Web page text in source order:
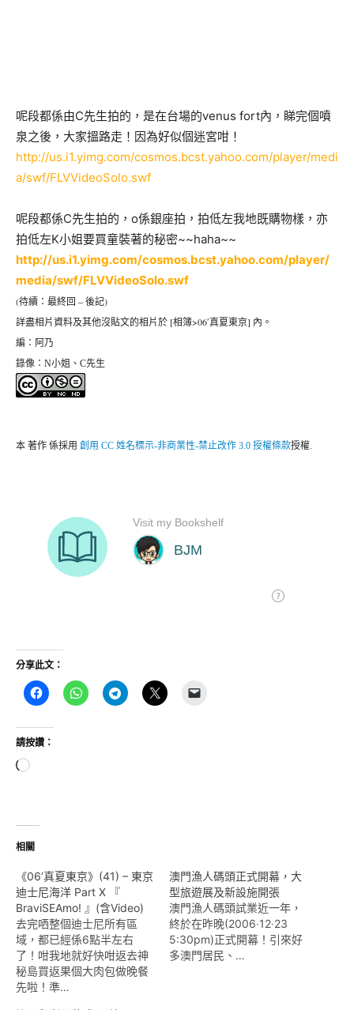
呢段都係由C先生拍的，是在台場的venus fort內，睇完個噴
泉之後，大家搵路走！因為好似個迷宮咁！
http://us.i1.yimg.com/cosmos.bcst.yahoo.com/player/medi
a/swf/FLVVideoSolo.swf
呢段都係C先生拍的，o係銀座拍，拍低左我地既購物樣，亦
拍低左K小姐要買童裝著的秘密~~haha~~
http://us.i1.yimg.com/cosmos.bcst.yahoo.com/player/
media/swf/FLVVideoSolo.swf
(待續：最終回 – 後記)
詳盡相片資料及其他沒貼文的相片於 [相簿>06′真夏東京] 內。
編 ：阿乃
錄像：N小姐、C先生
本 著作 係採用 創用 CC 姓名標示-非商業性-禁止改作 3.0 授權條款授權.
分享此文：
請按讚：
正
入...
相關
《06’真夏東京》(41) – 東京
迪士尼海洋 Part X 『
BraviSEAmo! 』(含Video)
去完哂整個迪士尼所有區
域，都已經係6點半左右
了！咁我地就好快咁返去神
秘島買返果個大肉包做晚餐
先啦！準…
澳門漁人碼頭正式開幕，大
型旅遊展及新設施開張
澳門漁人碼頭試業近一年，
終於在昨晚(2006‧12‧23
5:30pm)正式開幕！引來好
多澳門居民、…